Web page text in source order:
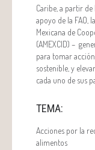
Caribe, a partir
apoyo de la FAO,
Mexicana de
(AMEXCID) –
para tomar
sostenible, y
cada uno de sus
TEMA:
Acciones por la
alimentos